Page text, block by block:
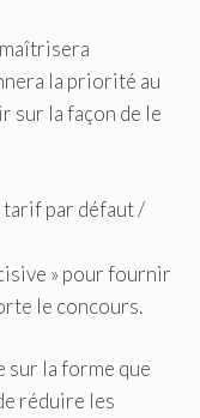
la priorité au
sur la façon de le
tarif par défaut/
» pour fournir
le concours.
sur la forme que
réduire les